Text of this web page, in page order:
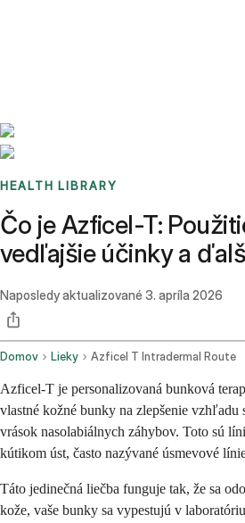
HEALTH LIBRARY
Čo je Azficel-T:
vedľajšie účinky a
Naposledy aktualizované 3. apríla 2026
Domov Lieky Azficel T Intradermal Route
Azficel-T je personalizovaná bunková
vlastné kožné bunky na zlepšenie
vrások nasolabiálnych záhybov. Toto sú
kútikom úst, často nazývané úsmevové
Táto jedinečná liečba funguje tak, že sa
kože, vaše bunky sa vypestujú v